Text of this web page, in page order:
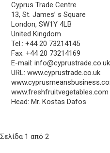
Cyprus Trade Centre
13, St. James’ s Square
London, SW1Y 4LB
United Kingdom
Tel.: +44 20 73214145
Fax: +44 20 73214169
E-mail:info@cyprustrade.co.uk
URL: www.cyprustrade.co.uk
www.freshfruitvegetables.com
Head: Mr. Kostas Dafos
Σελίδα 1 από 2